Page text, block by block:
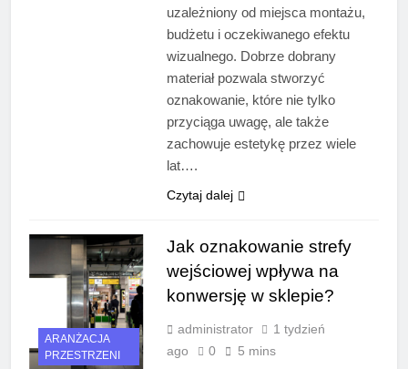
uzależniony od miejsca montażu,
budżetu i oczekiwanego efektu
wizualnego. Dobrze dobrany
materiał pozwala stworzyć
oznakowanie, które nie tylko
przyciąga uwagę, ale także
zachowuje estetykę przez wiele
lat….
Czytaj dalej
ARANŻACJA
PRZESTRZENI
Jak oznakowanie strefy
wejściowej wpływa na
konwersję w sklepie?
administrator
1 tydzień
ago
0 5 mins